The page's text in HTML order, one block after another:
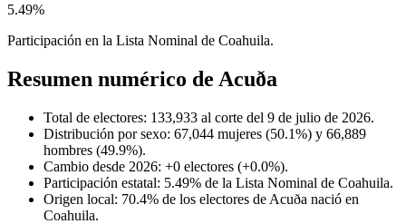
5.49%
Participación en la Lista Nominal de Coahuila.
Resumen numérico de Acuða
Total de electores: 133,933 al corte del 9 de julio de 2026.
Distribución por sexo: 67,044 mujeres (50.1%) y 66,889
hombres (49.9%).
Cambio desde 2026: +0 electores (+0.0%).
Participación estatal: 5.49% de la Lista Nominal de Coahuila.
Origen local: 70.4% de los electores de Acuða nació en
Coahuila.